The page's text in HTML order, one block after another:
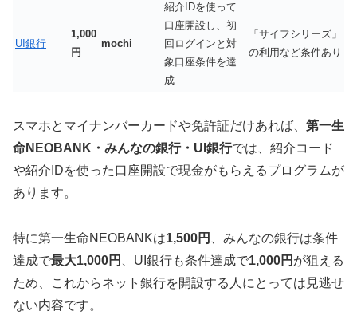
UI銀行
1,000
円
mochi
紹介IDを使って
口座開設し、初
回ログインと対
象口座条件を達
成
「サイフシリーズ」
の利用など条件あり
スマホとマイナンバーカードや免許証だけあれば、 第一生
命NEOBANK・みんなの銀行・UI銀行では、紹介コード
や紹介IDを使った口座開設で現金がもらえるプログラムが
あります。
特に第一生命NEOBANKは1,500円
、みんなの銀行は条件
達成で最大1,000円 、UI銀行も条件達成で1,000円 が狙える
ため、これからネット銀行を開設する人にとっては見逃せ
ない内容です。